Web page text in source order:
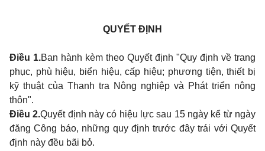
QUYẾT ĐỊNH
Điều 1.Ban hành kèm theo Quyết định "Quy định về trang
phục, phù hiệu, biển hiệu, cấp hiệu; phương tiện, thiết bị
kỹ thuật của Thanh tra Nông nghiệp và Phát triển nông
thôn".
Điều 2.Quyết định này có hiệu lực sau 15 ngày kể từ ngày
đăng Công báo, những quy định trước đây trái với Quyết
định này đều bãi bỏ.